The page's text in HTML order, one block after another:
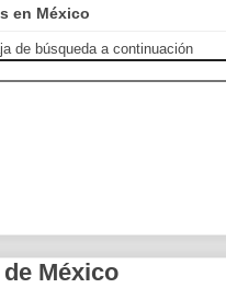
en México
de búsqueda a continuación
México